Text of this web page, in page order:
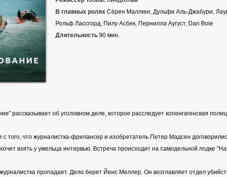
В главных ролях Сёрен Маллинг, Дульфи Аль-Джабури,
Рольф Лассгорд, Пилу Асбек, Пернилла Аугуст, Dan Boie
Длительность 90 мин.
рассказывает об уголовном деле, которое расследует копенгагенская
с того, что журналистка-фрилансер и изобретатель Петер Мадсен
взять у умельца интервью. Встреча происходит на самодельной лодке
журналистка пропадает. Дело берет Йенс Меллер. Он возглавляет отдел